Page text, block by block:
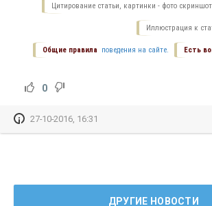
Цитирование статьи, картинки - фото
Иллюстрация к
Есть
Общие правила поведения на сайте.
0
27-10-2016, 16:31
ДРУГИЕ НОВОСТИ